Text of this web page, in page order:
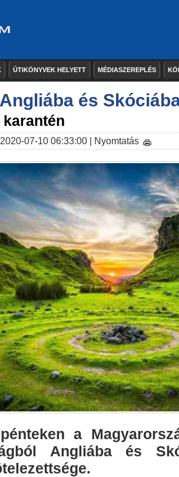
ÚTIKÖNYVEK HELYETT MÉDIASZEREPLÉS
és
07-10 06:33:00 | Nyomtatás
a
Angliába és